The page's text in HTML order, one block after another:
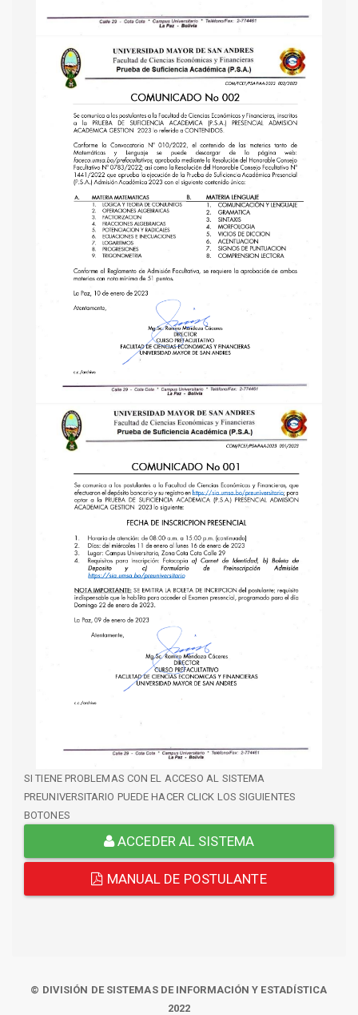
SI TIENE PROBLEMAS CON EL ACCESO AL SISTEMA
PREUNIVERSITARIO PUEDE HACER CLICK LOS SIGUIENTES
BOTONES
ACCEDER AL SISTEMA
MANUAL DE POSTULANTE
© DIVISIÓN DE SISTEMAS DE INFORMACIÓN Y ESTADÍSTICA
2022